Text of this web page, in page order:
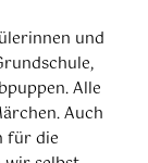
und
Alle
Auch
für die